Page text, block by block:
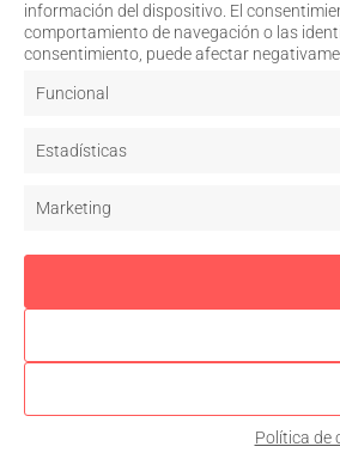
información del dispositivo. El
comportamiento de navegación o las
consentimiento, puede afectar
Funcional
Estadísticas
Marketing
Política de